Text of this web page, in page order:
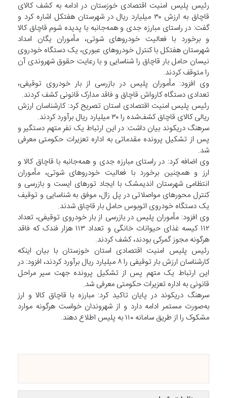
رئیس پلیس امنیت اقتصادی خوزستان در ادامه به کشف کالای
قاچاق به ارزش ۳۰ میلیارد ریال در شهرستان هفتکل اشاره کرد و
گفت: در راستای مبارزه جدی و همه‌جانبه با پدیده شوم قاچاق کالا
و برخورد با فعالیت خودروهای شوتی، مأموران یگان امداد
شهرستان هفتکل با کنترل خودروهای عبوری، یک دستگاه خودروی
نیسان حامل بار قاچاق را شناسایی و با رعایت حقوق شهروندی آن
را متوقف کردند.
وی افزود: مأموران پلیس در بازرسی از بار خودروی توقیفی،
تعدادی دستگاه کارواش قاچاق و فاقد مدارک قانونی کشف کردند.
رئیس پلیس امنیت اقتصادی استان تصریح کرد: کارشناسان ارزش
ریالی کالای قاچاق کشف‌شده را ۳۰ میلیارد ریال برآورد کردند.
سرهنگ دریکوند بیان داشت: در این ارتباط یک نفر متهم دستگیر و
پس از تشکیل پرونده مقدماتی به اداره تعزیرات حکومتی معرفی
شد.
وی اضافه کرد: در راستای مبارزه جدی و همه‌جانبه با قاچاق کالا و
ارز و همچنین برخورد با فعالیت خودروهای شوتی، مأموران
انتظامی شهرستان اندیمشک با ایجاد تورهای ایست و بازرسی و
کنترل محورهای مواصلاتی در پل زال، موفق به شناسایی و توقیف
یک دستگاه خودروی اتوبوس حامل بار قاچاق شدند.
وی افزود: مأموران پلیس در بازرسی از بار خودروی توقیفی، تعداد
۱۱۲ کیسه غذای حیوانات خانگی و تعداد ۱۱۳ هزار فندک که فاقد
هرگونه مجوز گمرکی بودند، کشف کردند.
رئیس پلیس امنیت اقتصادی استان خوزستان با بیان اینکه
کارشناسان ارزش بار توقیفی را ۸ میلیارد ریال برآورد کردند، افزود: در
این ارتباط یک متهم پس از تشکیل پرونده جهت سیر مراحل
قانونی به اداره تعزیرات حکومتی معرفی شد.
سرهنگ دریکوند در پایان تاکید کرد: مبارزه با قاچاق کالا و ارز
به‌صورت مستمر ادامه دارد و از شهروندان خواست هرگونه موارد
مشکوک را از طریق سامانه ۱۱۰ به پلیس اطلاع دهند.